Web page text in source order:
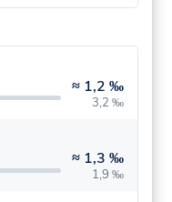
≈ 1,2 ‰
3,2 ‰
≈ 1,3 ‰
1,9 ‰